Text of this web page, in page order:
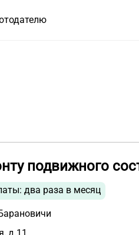
подвижного
два раза в месяц